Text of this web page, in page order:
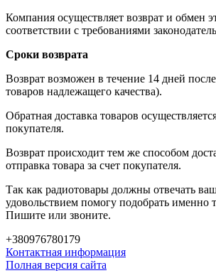
Компания осуществляет возврат и обмен
соответствии с требованиями
Сроки возврата
Возврат возможен в течение 14 дней
товаров надлежащего качества).
Обратная доставка товаров
покупателя.
Возврат происходит тем же способом
отправка товара за счет покупателя.
Так как радиотовары должны отвечать
удовольствием помогу подобрать именно
Пишите или звоните.
+380976780179
Контактная информация
Полная версия сайта